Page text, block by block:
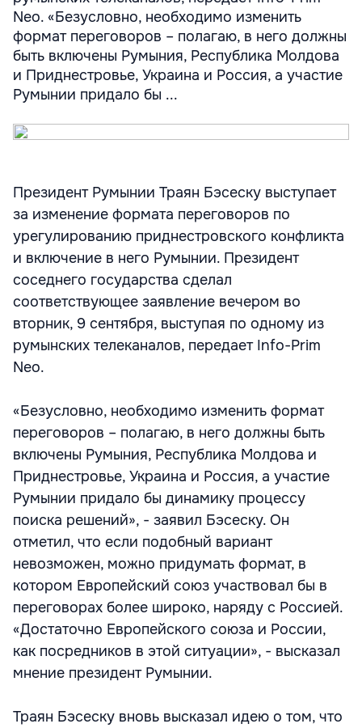
Neo. «Безусловно, необходимо изменить
формат переговоров – полагаю, в него должны
быть включены Румыния, Республика Молдова
и Приднестровье, Украина и Россия, а участие
Румынии придало бы ...
Президент Румынии Траян Бэсеску выступает
за изменение формата переговоров по
урегулированию приднестровского конфликта
и включение в него Румынии. Президент
соседнего государства сделал
соответствующее заявление вечером во
вторник, 9 сентября, выступая по одному из
румынских телеканалов, передает Info-Prim
Neo.
«Безусловно, необходимо изменить формат
переговоров – полагаю, в него должны быть
включены Румыния, Республика Молдова и
Приднестровье, Украина и Россия, а участие
Румынии придало бы динамику процессу
поиска решений», - заявил Бэсеску. Он
отметил, что если подобный вариант
невозможен, можно придумать формат, в
котором Европейский союз участвовал бы в
переговорах более широко, наряду с Россией.
«Достаточно Европейского союза и России,
как посредников в этой ситуации», - высказал
мнение президент Румынии.
Траян Бэсеску вновь высказал идею о том, что